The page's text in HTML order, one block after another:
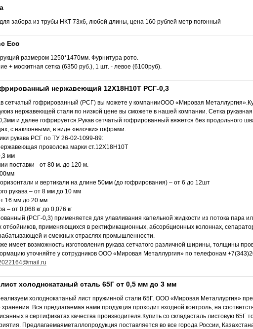
забора из трубы НКТ 73х6, любой длины, цена 160 рублей метр погонный
Eco
размером 1250*1470мм. Фурнитура рото.
+ москитная сетка (6350 руб.), 1 шт. - левое (6100руб).
нержавеющий 12Х18Н10Т РСГ-0,3
сетчатый гофрированный (РСГ) вы можете у компанииООО «Мировая
нержавеющей стали по низкой цене вы сможете в нашей компании. Сетка
и далее гофрируется.Рукав сетчатый гофрированный вяжется без продольного
с наклонными, в виде «елочки» гофрами.
рукава РСГ по ТУ 26-02-1099-89:
проволока марки ст.12Х18Н10Т
мм
поставки - от 80 м. до 120 м.
и вертикали на длине 50мм (до гофрирования) – от 6 до 12шт
рукава – от 8 мм до 10 мм
16 мм до 20 мм
– от 0,068 кг до 0,076 кг
(РСГ-0,3) применяется для улавливания капельной жидкости из потока пара
отбойников, применяющихся в ректификационных, абсорбционных колоннах,
и смежных отраслях промышленности.
имеет возможность изготовления рукава сетчатого различной ширины, толщины
уточняйте у сотрудников ООО «Мировая Металлургия» по телефонам
холоднокатаный сталь 65Г от 0,5 мм до 3 мм
холоднокатаный лист пружинной стали 65Г. ООО «Мировая Металлургия»
Вся предлагаемая нами продукция проходит входной контроль, на
в сертификатах качества производителя.Купить со складасталь листовую
Предлагаемаяметаллопродукция поставляется во все города России,